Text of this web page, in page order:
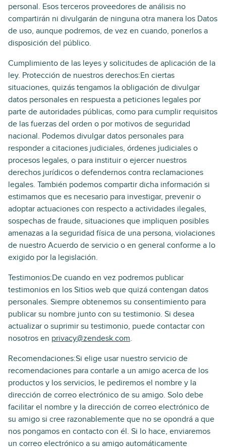
personal. Esos terceros proveedores de análisis no
compartirán ni divulgarán de ninguna otra manera los Datos
de uso, aunque podremos, de vez en cuando, ponerlos a
disposición del público.
Cumplimiento de las leyes y solicitudes de aplicación de la
ley. Protección de nuestros derechos:En ciertas
situaciones, quizás tengamos la obligación de divulgar
datos personales en respuesta a peticiones legales por
parte de autoridades públicas, como para cumplir requisitos
de las fuerzas del orden o por motivos de seguridad
nacional. Podemos divulgar datos personales para
responder a citaciones judiciales, órdenes judiciales o
procesos legales, o para instituir o ejercer nuestros
derechos jurídicos o defendernos contra reclamaciones
legales. También podemos compartir dicha información si
estimamos que es necesario para investigar, prevenir o
adoptar actuaciones con respecto a actividades ilegales,
sospechas de fraude, situaciones que impliquen posibles
amenazas a la seguridad física de una persona, violaciones
de nuestro Acuerdo de servicio o en general conforme a lo
exigido por la legislación.
Testimonios:De cuando en vez podremos publicar
testimonios en los Sitios web que quizá contengan datos
personales. Siempre obtenemos su consentimiento para
publicar su nombre junto con su testimonio. Si desea
actualizar o suprimir su testimonio, puede contactar con
nosotros en privacy@zendesk.com.
Recomendaciones:Si elige usar nuestro servicio de
recomendaciones para contarle a un amigo acerca de los
productos y los servicios, le pediremos el nombre y la
dirección de correo electrónico de su amigo. Solo debe
facilitar el nombre y la dirección de correo electrónico de
su amigo si cree razonablemente que no se opondrá a que
nos pongamos en contacto con él. Si lo hace, enviaremos
un correo electrónico a su amigo automáticamente